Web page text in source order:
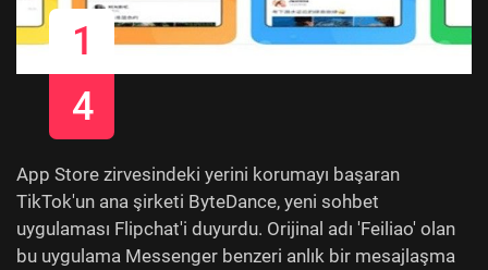
1
4
App Store zirvesindeki yerini korumayı başaran
TikTok'un ana şirketi ByteDance, yeni sohbet
uygulaması Flipchat'i duyurdu. Orijinal adı 'Feiliao' olan
bu uygulama Messenger benzeri anlık bir mesajlaşma